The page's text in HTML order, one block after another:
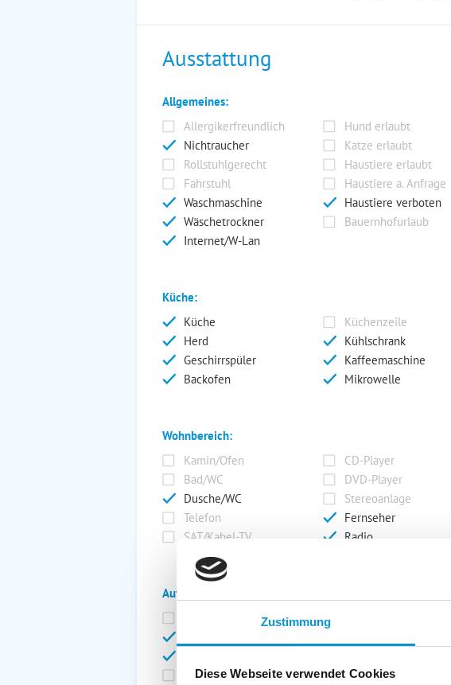
Zustimmung
Diese Webseite verwendet Cookies
Ausstattung
Allgemeines:
Allergikerfreundlich
Hund erlaubt
Nichtraucher
Katze erlaubt
Rollstuhlgerecht
Haustiere erlaubt
Fahrstuhl
Haustiere a. Anfrage
Waschmaschine
Haustiere verboten
Wäschetrockner
Bauernhofurlaub
Internet/W-Lan
Küche:
Küche
Küchenzeile
Herd
Kühlschrank
Geschirrspüler
Kaffeemaschine
Backofen
Mikrowelle
Wohnbereich:
Kamin/Ofen
CD-Player
Bad/WC
DVD-Player
Dusche/WC
Stereoanlage
Telefon
Fernseher
SAT/Kabel-TV
Radio
Außenanlage:
Garten/Liegewiese
Terrasse
Kinderspielplatz